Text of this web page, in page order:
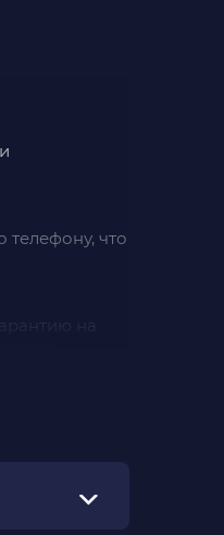
телефону, что
на